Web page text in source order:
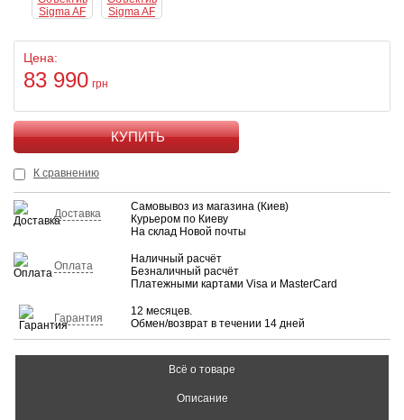
Цена:
83 990 грн
КУПИТЬ
К сравнению
Доставка
Самовывоз из магазина (Киев)
Курьером по Киеву
На склад Новой почты
Оплата
Наличный расчёт
Безналичный расчёт
Платежными картами Visa и MasterCard
Гарантия
12 месяцев.
Обмен/возврат в течении 14 дней
Всё о товаре
Описание